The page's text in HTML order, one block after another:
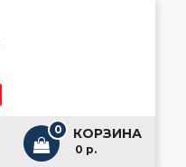
КОРЗИНА
0
- 0 р.